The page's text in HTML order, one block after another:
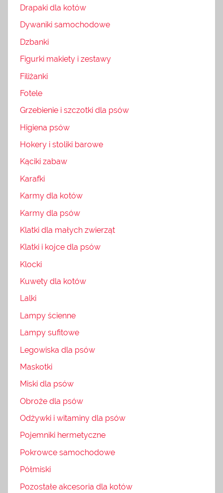
Drapaki dla kotów
Dywaniki samochodowe
Dzbanki
Figurki makiety i zestawy
Filiżanki
Fotele
Grzebienie i szczotki dla psów
Higiena psów
Hokery i stoliki barowe
Kąciki zabaw
Karafki
Karmy dla kotów
Karmy dla psów
Klatki dla małych zwierząt
Klatki i kojce dla psów
Klocki
Kuwety dla kotów
Lalki
Lampy ścienne
Lampy sufitowe
Legowiska dla psów
Maskotki
Miski dla psów
Obroże dla psów
Odżywki i witaminy dla psów
Pojemniki hermetyczne
Pokrowce samochodowe
Półmiski
Pozostałe akcesoria dla kotów